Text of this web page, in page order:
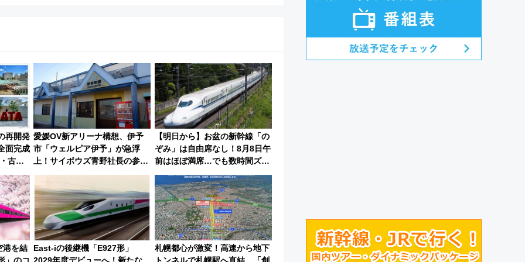
再開発
面完成
古町
まで徹
愛媛OV新アリーナ構想、伊予
市「ウェルピア伊予」が急浮
上！サイボウズ青野社長の参加
表明で探る鉄道アクセスの未来
【明日から】お盆の新幹線「の
ぞみ」は自由席なし！8月8日午
前はほぼ満席…でも数時間ズラ
せば空きが見つかることも 混
雑避ける「空席」探しのコツ
港を結
East-iの後継機「E927形」
札幌都心が激変！高速から地下